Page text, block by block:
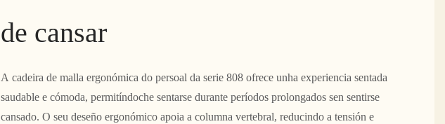
de cansar
A cadeira de malla ergonómica do persoal da serie 808 ofrece unha experiencia sentada
saudable e cómoda, permitíndoche sentarse durante períodos prolongados sen sentirse
cansado. O seu deseño ergonómico apoia a columna vertebral, reducindo a tensión e